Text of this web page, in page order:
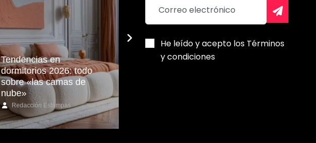
Tendencias en
dormitorios 2026: todo
sobre «las camas de
nube»
Redacción Estampas
He leído y acepto los Términos
y condiciones